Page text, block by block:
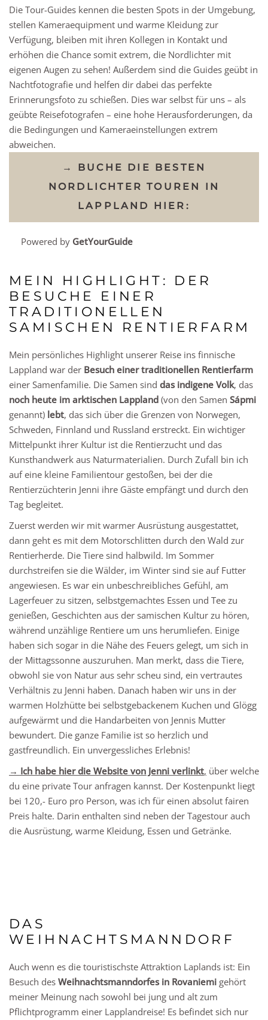
Die Tour-Guides kennen die besten Spots in der Umgebung,
stellen Kameraequipment und warme Kleidung zur
Verfügung, bleiben mit ihren Kollegen in Kontakt und
erhöhen die Chance somit extrem, die Nordlichter mit
eigenen Augen zu sehen! Außerdem sind die Guides geübt in
Nachtfotografie und helfen dir dabei das perfekte
Erinnerungsfoto zu schießen. Dies war selbst für uns – als
geübte Reisefotografen – eine hohe Herausforderungen, da
die Bedingungen und Kameraeinstellungen extrem
abweichen.
→ BUCHE DIE BESTEN
NORDLICHTER TOUREN IN
LAPPLAND HIER:
Powered by GetYourGuide
MEIN HIGHLIGHT: DER
BESUCHE EINER
TRADITIONELLEN
SAMISCHEN RENTIERFARM
Mein persönliches Highlight unserer Reise ins finnische
Lappland war der Besuch einer traditionellen Rentierfarm
einer Samenfamilie. Die Samen sind das indigene Volk, das
noch heute im arktischen Lappland (von den Samen Sápmi
genannt) lebt, das sich über die Grenzen von Norwegen,
Schweden, Finnland und Russland erstreckt. Ein wichtiger
Mittelpunkt ihrer Kultur ist die Rentierzucht und das
Kunsthandwerk aus Naturmaterialien. Durch Zufall bin ich
auf eine kleine Familientour gestoßen, bei der die
Rentierzüchterin Jenni ihre Gäste empfängt und durch den
Tag begleitet.
Zuerst werden wir mit warmer Ausrüstung ausgestattet,
dann geht es mit dem Motorschlitten durch den Wald zur
Rentierherde. Die Tiere sind halbwild. Im Sommer
durchstreifen sie die Wälder, im Winter sind sie auf Futter
angewiesen. Es war ein unbeschreibliches Gefühl, am
Lagerfeuer zu sitzen, selbstgemachtes Essen und Tee zu
genießen, Geschichten aus der samischen Kultur zu hören,
während unzählige Rentiere um uns herumliefen. Einige
haben sich sogar in die Nähe des Feuers gelegt, um sich in
der Mittagssonne auszuruhen. Man merkt, dass die Tiere,
obwohl sie von Natur aus sehr scheu sind, ein vertrautes
Verhältnis zu Jenni haben. Danach haben wir uns in der
warmen Holzhütte bei selbstgebackenem Kuchen und Glögg
aufgewärmt und die Handarbeiten von Jennis Mutter
bewundert. Die ganze Familie ist so herzlich und
gastfreundlich. Ein unvergessliches Erlebnis!
→ Ich habe hier die Website von Jenni verlinkt, über welche
du eine private Tour anfragen kannst. Der Kostenpunkt liegt
bei 120,- Euro pro Person, was ich für einen absolut fairen
Preis halte. Darin enthalten sind neben der Tagestour auch
die Ausrüstung, warme Kleidung, Essen und Getränke.
DAS
WEIHNACHTSMANNDORF
Auch wenn es die touristischste Attraktion Laplands ist: Ein
Besuch des Weihnachtsmanndorfes in Rovaniemi gehört
meiner Meinung nach sowohl bei jung und alt zum
Pflichtprogramm einer Lapplandreise! Es befindet sich nur